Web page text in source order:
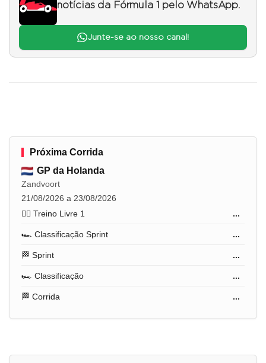
notícias da Fórmula 1 pelo WhatsApp.
Junte-se ao nosso canal!
Próxima Corrida
GP da Holanda
Zandvoort
21/08/2026 a 23/08/2026
🏋️‍♂️ Treino Livre 1
...
🏎️ Classificação Sprint ...
🏁 Sprint ...
🏎️ Classificação ...
🏁 Corrida ...